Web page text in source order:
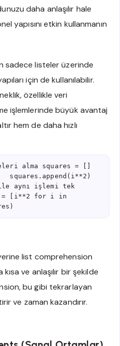
daha anlaşılır hale
yapısını etkin kullanmanın
sadece listeler üzerinde
için de kullanılabilir.
özellikle veri
işlemlerinde büyük avantaj
hem de daha hızlı
alma squares = []
ile aynı işlemi tek
= [i**2 for i in
list comprehension
ve anlaşılır bir şekilde
bu gibi tekrarlayan
ve zaman kazandırır.